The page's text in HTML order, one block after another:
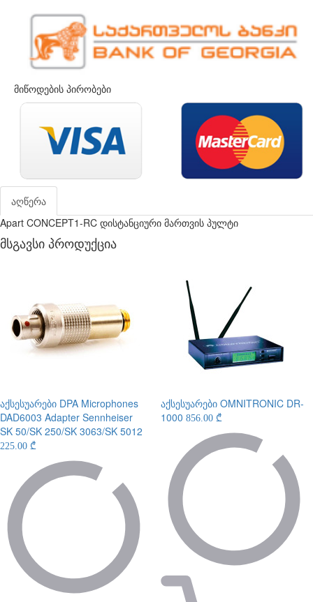
მიწოდების პირობები
აღწერა
Apart CONCEPT1-RC დისტანციური მართვის პულტი
მსგავსი პროდუქცია
აქსესუარები DPA Microphones
DAD6003 Adapter Sennheiser
SK 50/SK 250/SK 3063/SK 5012
225.00 ₾
აქსესუარები OMNITRONIC DR-
1000 856.00 ₾